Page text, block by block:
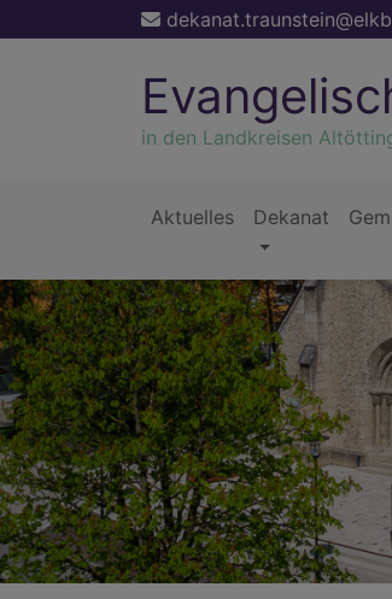
zum
in den Landkreisen
Aktuelles Dekanat